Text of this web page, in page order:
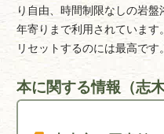
り自由、時間制限なしの岩
年寄りまで利用されていま
リセットするのには最高です。
本に関する情報（志木